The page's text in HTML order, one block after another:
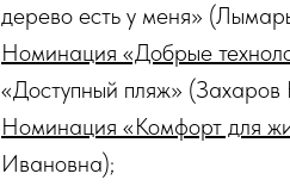
дерево есть у меня»
Номинация «Добрые
«Доступный пляж»
Номинация «Комфорт для
Ивановна);